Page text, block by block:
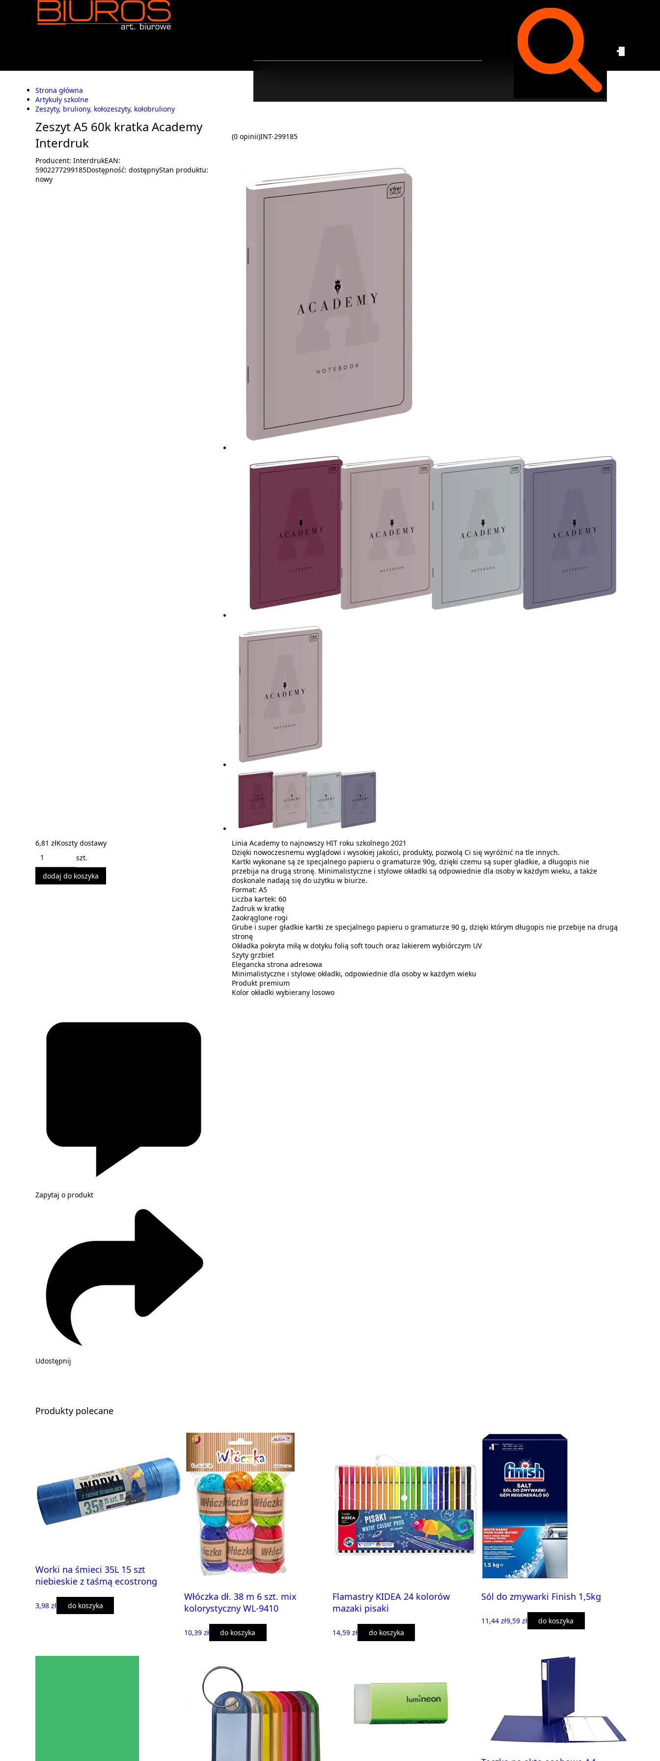
Strona główna
Artykuły szkolne
Zeszyty, bruliony, kołozeszyty, kołobruliony
Zeszyt A5 60k kratka Academy
Interdruk
(0 opinii)INT-299185
Producent: InterdrukEAN:
5902277299185Dostępność: dostępnyStan produktu:
nowy
6,81 złKoszty dostawy
szt.
dodaj do koszyka
Linia Academy to najnowszy HIT roku szkolnego 2021
Dzięki nowoczesnemu wyglądowi i wysokiej jakości, produkty, pozwolą Ci się wyróżnić na tle innych.
Kartki wykonane są ze specjalnego papieru o gramaturze 90g, dzięki czemu są super gładkie, a długopis nie
przebija na drugą stronę. Minimalistyczne i stylowe okładki są odpowiednie dla osoby w każdym wieku, a także
doskonale nadają się do użytku w biurze.
Format: A5
Liczba kartek: 60
Zadruk w kratkę
Zaokrąglone rogi
Grube i super gładkie kartki ze specjalnego papieru o gramaturze 90 g, dzięki którym długopis nie przebije na drugą
stronę
Okładka pokryta miłą w dotyku folią soft touch oraz lakierem wybiórczym UV
Szyty grzbiet
Elegancka strona adresowa
Minimalistyczne i stylowe okładki, odpowiednie dla osoby w każdym wieku
Produkt premium
Kolor okładki wybierany losowo
Zapytaj o produkt
Udostępnij
Produkty polecane
Worki na śmieci 35L 15 szt
niebieskie z taśmą ecostrong
3,98 zł do koszyka
Włóczka dł. 38 m 6 szt. mix
kolorystyczny WL-9410
10,39 zł do koszyka
Flamastry KIDEA 24 kolorów
mazaki pisaki
14,59 zł do koszyka
Sól do zmywarki Finish 1,5kg
11,44 zł9,59 zł do koszyka